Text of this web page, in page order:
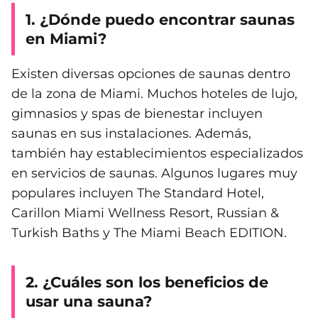
1. ¿Dónde puedo encontrar saunas
en Miami?
Existen diversas opciones de saunas dentro
de la zona de Miami. Muchos hoteles de lujo,
gimnasios y spas de bienestar incluyen
saunas en sus instalaciones. Además,
también hay establecimientos especializados
en servicios de saunas. Algunos lugares muy
populares incluyen The Standard Hotel,
Carillon Miami Wellness Resort, Russian &
Turkish Baths y The Miami Beach EDITION.
2. ¿Cuáles son los beneficios de
usar una sauna?